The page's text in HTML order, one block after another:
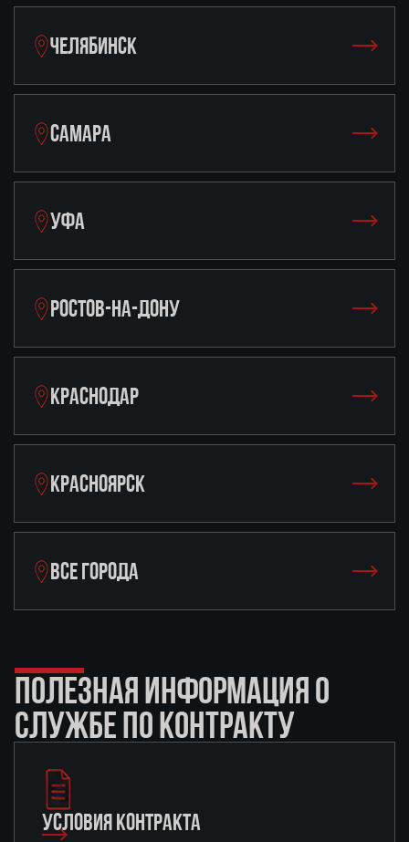
ЧЕЛЯБИНСК
САМАРА
УФА
РОСТОВ-НА-ДОНУ
КРАСНОДАР
КРАСНОЯРСК
ВСЕ ГОРОДА
ПОЛЕЗНАЯ ИНФОРМАЦИЯ О
СЛУЖБЕ ПО КОНТРАКТУ
УСЛОВИЯ КОНТРАКТА